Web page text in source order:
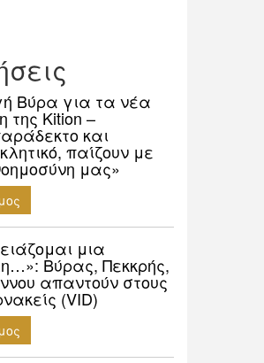
Βύρα για τα νέα
της Kition –
και
παίζουν με
μας»
μια
Βύρας, Πεκκρής,
απαντούν στους
(VID)